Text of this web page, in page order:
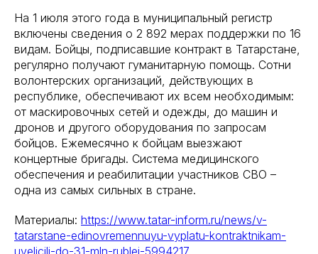
На 1 июля этого года в муниципальный регистр
включены сведения о 2 892 мерах поддержки по 16
видам. Бойцы, подписавшие контракт в Татарстане,
регулярно получают гуманитарную помощь. Сотни
волонтерских организаций, действующих в
республике, обеспечивают их всем необходимым:
от маскировочных сетей и одежды, до машин и
дронов и другого оборудования по запросам
бойцов. Ежемесячно к бойцам выезжают
концертные бригады. Система медицинского
обеспечения и реабилитации участников СВО –
одна из самых сильных в стране.
Материалы: https://www.tatar-inform.ru/news/v-
tatarstane-edinovremennuyu-vyplatu-kontraktnikam-